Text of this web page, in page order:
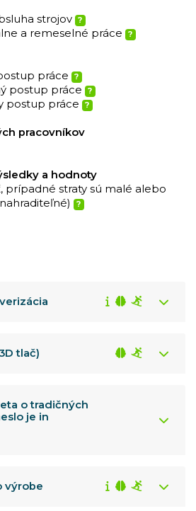
strojov ?
a remeselné práce ?
práce
?
postup práce ?
postup práce ?
pracovníkov
a hodnoty
prípadné straty sú malé alebo
?
tlač)
o tradičných
je in
výrobe